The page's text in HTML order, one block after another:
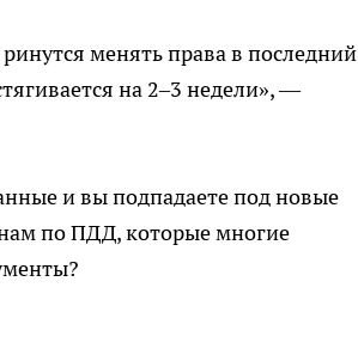
менять права в последний
на 2–3 недели», —
и вы подпадаете под новые
по ПДД, которые многие